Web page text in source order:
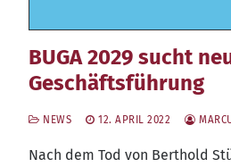
BUGA 2029 sucht
Geschäftsführung
NEWS 12. APRIL 2022
Nach dem Tod von Bert­hold